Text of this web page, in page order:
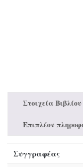
Στοιχεία Βιβλίου
Επιπλέον
Συγγραφέας